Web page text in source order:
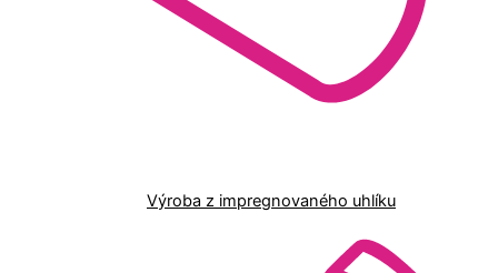
Výroba z impregnovaného uhlíku